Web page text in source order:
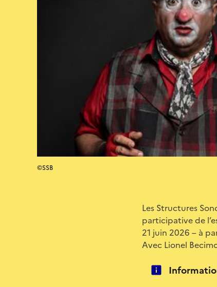
©SSB
Les Structures
participative de
21 juin 2026 – à
Avec Lionel